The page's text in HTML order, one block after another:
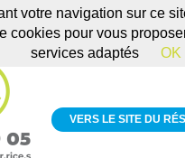
VERS LE SITE DU
votre navigation sur ce
cookies pour vous
services adaptés
OK